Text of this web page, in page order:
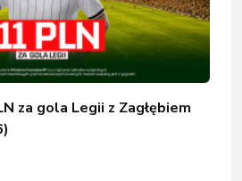
za gola Legii z Zagłębiem